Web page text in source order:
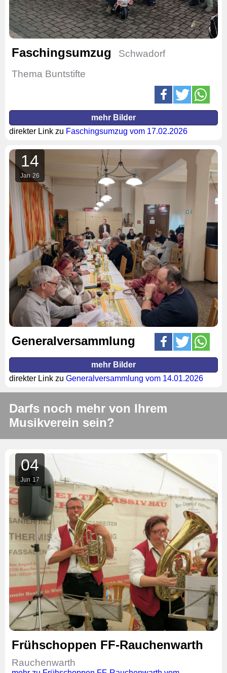
Faschingsumzug
Schwadorf
Thema Buntstifte
mehr Bilder
direkter Link zu Faschingsumzug vom 17.02.2026
14
Jan 26
Generalversammlung
mehr Bilder
direkter Link zu Generalversammlung vom 14.01.2026
Darfs noch mehr von Ihrem
Musikverein sein?
04
Jun 17
Frühschoppen FF-Rauchenwarth
Rauchenwarth